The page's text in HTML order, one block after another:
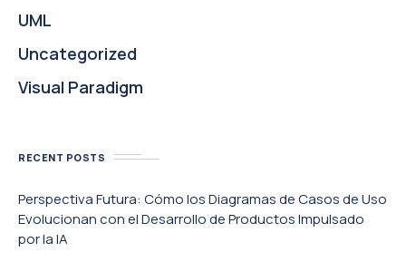
UML
Uncategorized
Visual Paradigm
RECENT POSTS
Perspectiva Futura: Cómo los Diagramas de Casos de Uso
Evolucionan con el Desarrollo de Productos Impulsado
por la IA